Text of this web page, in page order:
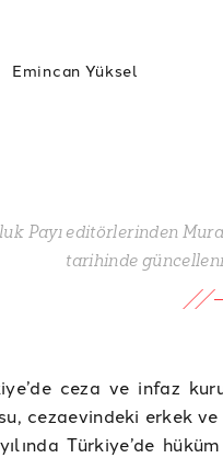
Emincan Yüksel
Payı editörlerinden
tarihinde
ceza ve infaz
cezaevindeki erkek ve
Türkiye’de